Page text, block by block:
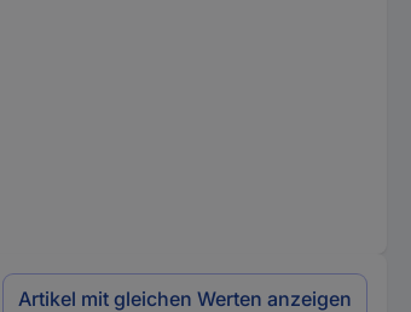
Artikel mit gleichen Werten anzeigen